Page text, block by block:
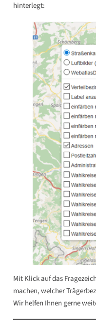
hinterlegt:
Mit Klick auf das
machen, welcher
Wir helfen Ihnen gerne